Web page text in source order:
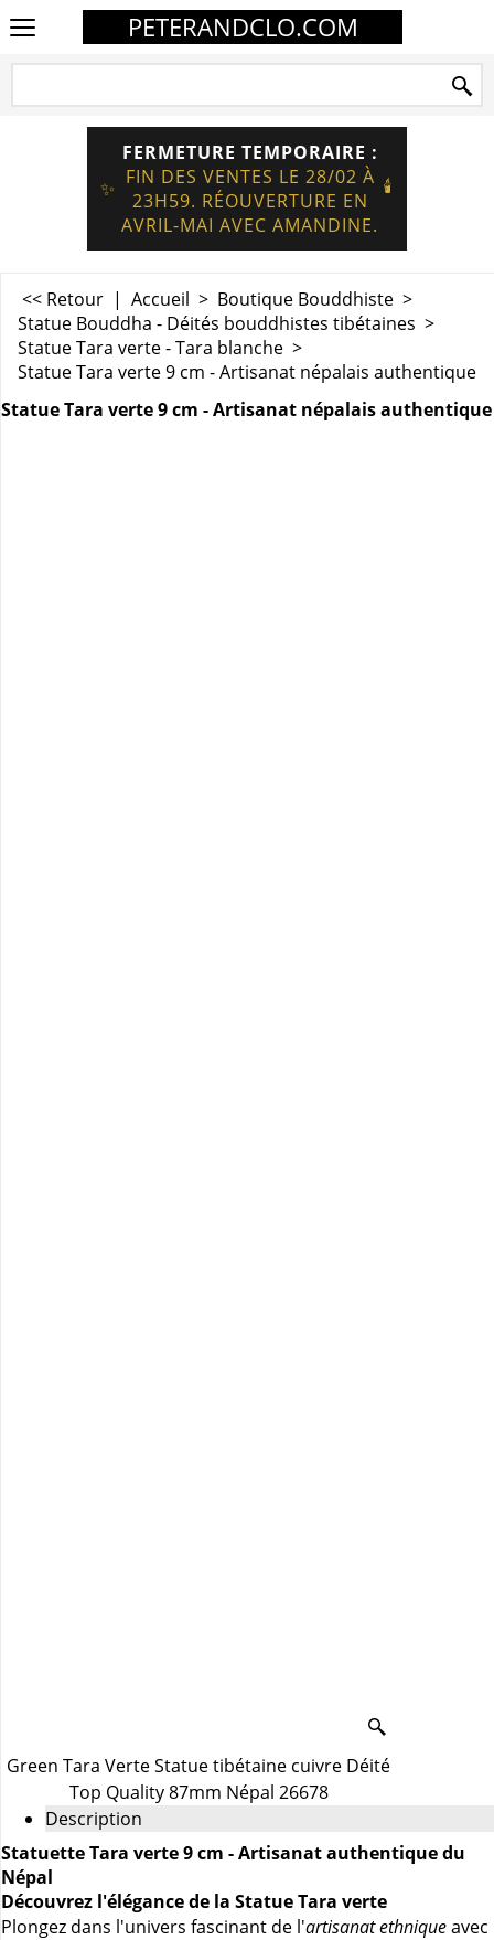
PETERANDCLO.COM
✨
FERMETURE TEMPORAIRE :
FIN DES VENTES LE 28/02 À
23H59. RÉOUVERTURE EN
AVRIL-MAI AVEC AMANDINE.
🕯️
<< Retour | Accueil > Boutique Bouddhiste >
Statue Bouddha - Déités bouddhistes tibétaines >
Statue Tara verte - Tara blanche >
Statue Tara verte 9 cm - Artisanat népalais authentique
Statue Tara verte 9 cm - Artisanat népalais authentique
Green Tara Verte Statue tibétaine cuivre Déité
Top Quality 87mm Népal 26678
Description
Statuette Tara verte 9 cm - Artisanat authentique du
Népal
Découvrez l'élégance de la Statue Tara verte
Plongez dans l'univers fascinant de l'artisanat ethniqueavec